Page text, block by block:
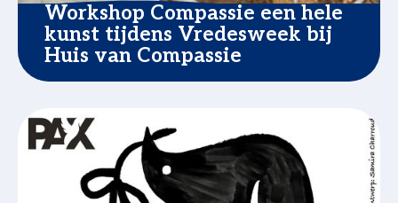
Workshop Compassie een hele
kunst tijdens Vredesweek bij
Huis van Compassie